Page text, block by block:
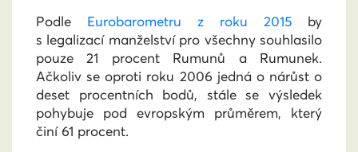
Podle Eurobarometru z roku 2015 by
s legalizací manželství pro všechny souhlasilo
pouze 21 procent Rumunů a Rumunek.
Ačkoliv se oproti roku 2006 jedná o nárůst o
deset procentních bodů, stále se výsledek
pohybuje pod evropským průměrem, který
činí 61 procent.